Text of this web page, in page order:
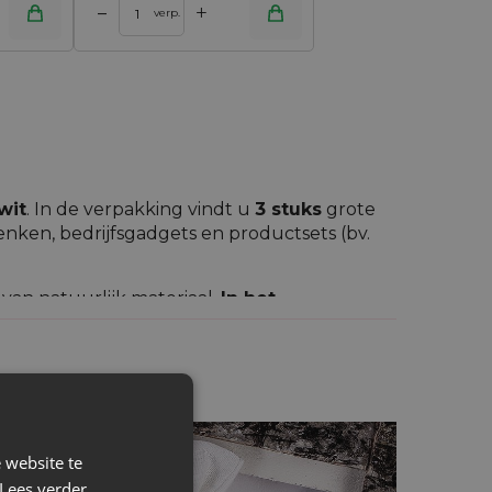
– verp. +
. In de verpakking vindt u 3 stuks grote
bedrijfsgadgets en productsets (bv.
natuurlijk materiaal. In het
of andere zaken. Onze klanten slaan
elegante cadeauverpakking voor een
website te